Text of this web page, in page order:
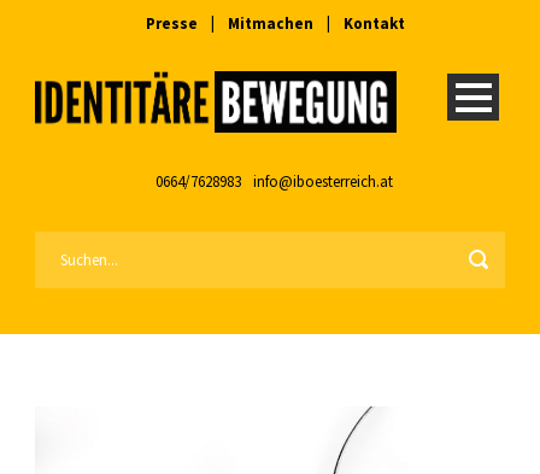
Presse Mitmachen Kontakt
0664/7628983 info@iboesterreich.at